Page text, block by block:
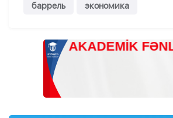
баррель
экономика